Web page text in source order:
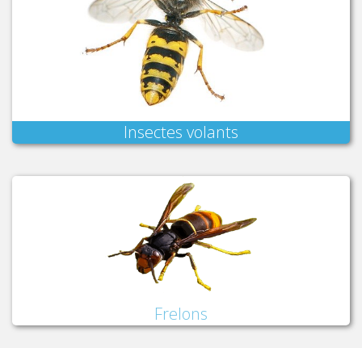
Insectes volants
Frelons